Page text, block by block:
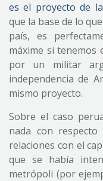
es el proyecto de
que la base de lo
país, es
máxime si tenemos
por un militar
independencia de
mismo proyecto.
Sobre el caso
nada con
relaciones con el
que se había
metrópoli (por